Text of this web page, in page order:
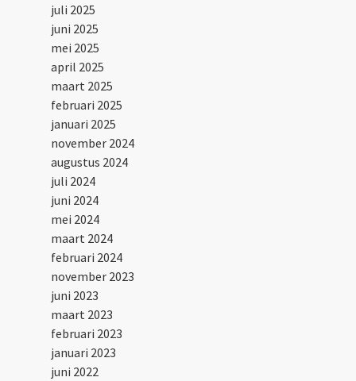
juli 2025
juni 2025
mei 2025
april 2025
maart 2025
februari 2025
januari 2025
november 2024
augustus 2024
juli 2024
juni 2024
mei 2024
maart 2024
februari 2024
november 2023
juni 2023
maart 2023
februari 2023
januari 2023
juni 2022